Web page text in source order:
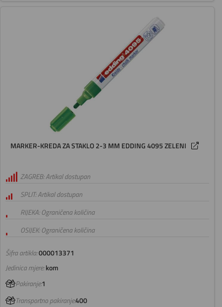
MARKER-KREDA ZA STAKLO 2-3 MM EDDING 4095 ZELENI
Šifra artikla:000013371
ZAGREB: Artikal dostupan
SPLIT: Artikal dostupan
RIJEKA: Ograničena količina
OSIJEK: Ograničena količina
Jedinica mjere:kom
Pakiranje:1
Transportno pakiranje:400